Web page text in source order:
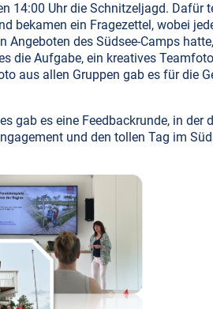
14:00 Uhr die Schnitzeljagd. Dafür
bekamen ein Fragezettel, wobei
Angeboten des Südsee-Camps
die Aufgabe, ein kreatives
aus allen Gruppen gab es für die
gab es eine Feedbackrunde, in der
und den tollen Tag im